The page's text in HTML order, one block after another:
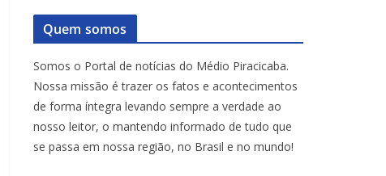
Quem somos
Somos o Portal de notícias do Médio Piracicaba.
Nossa missão é trazer os fatos e acontecimentos
de forma íntegra levando sempre a verdade ao
nosso leitor, o mantendo informado de tudo que
se passa em nossa região, no Brasil e no mundo!